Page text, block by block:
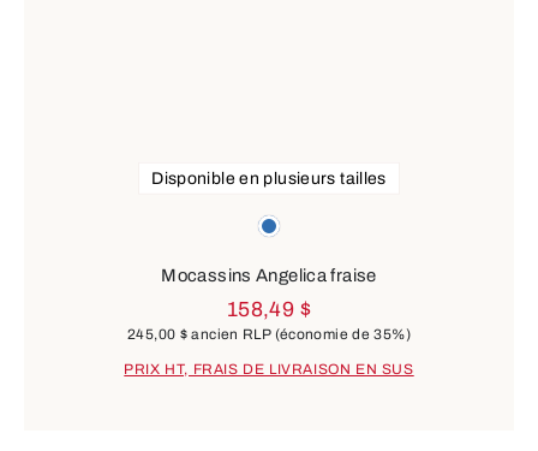
blue
Disponible en plusieurs tailles
Mocassins Angelica fraise
158,49 $
245,00 $ ancien RLP (économie de 35%)
PRIX HT, FRAIS DE LIVRAISON EN SUS